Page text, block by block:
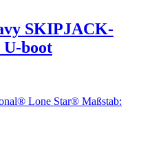
SKIPJACK-
U-boot